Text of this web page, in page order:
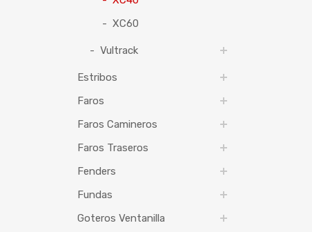
XC60
Vultrack
Estribos
Faros
Faros Camineros
Faros Traseros
Fenders
Fundas
Goteros Ventanilla